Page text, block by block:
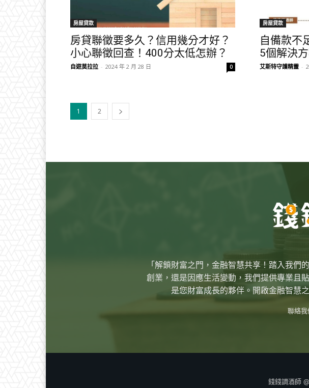
房屋貸款
房貸聯徵要多久？信用幾分才好？
小心聯徵回查！400分太低怎辦？
自遊莫拉拉 - 2024 年 2 月 28 日 0
房屋貸款
自備款不
5個解決
艾斯特守護精靈 -
1 2
「解鎖財富之門，金融智慧共享！踏入我們
創業，還是因應生活變動，我們提供專業且
是您財富成長的夥伴。開啟金融智慧
聯絡我
錢錢調酒師